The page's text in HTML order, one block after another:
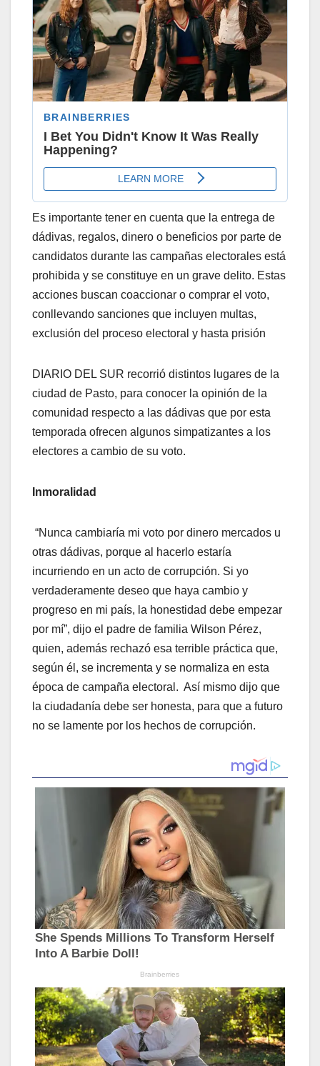
Es importante tener en cuenta que la entrega de
dádivas, regalos, dinero o beneficios por parte de
candidatos durante las campañas electorales está
prohibida y se constituye en un grave delito. Estas
acciones buscan coaccionar o comprar el voto,
conllevando sanciones que incluyen multas,
exclusión del proceso electoral y hasta prisión
DIARIO DEL SUR recorrió distintos lugares de la
ciudad de Pasto, para conocer la opinión de la
comunidad respecto a las dádivas que por esta
temporada ofrecen algunos simpatizantes a los
electores a cambio de su voto.
Inmoralidad
“Nunca cambiaría mi voto por dinero mercados u
otras dádivas, porque al hacerlo estaría
incurriendo en un acto de corrupción. Si yo
verdaderamente deseo que haya cambio y
progreso en mi país, la honestidad debe empezar
por mí”, dijo el padre de familia Wilson Pérez,
quien, además rechazó esa terrible práctica que,
según él, se incrementa y se normaliza en esta
época de campaña electoral. Así mismo dijo que
la ciudadanía debe ser honesta, para que a futuro
no se lamente por los hechos de corrupción.